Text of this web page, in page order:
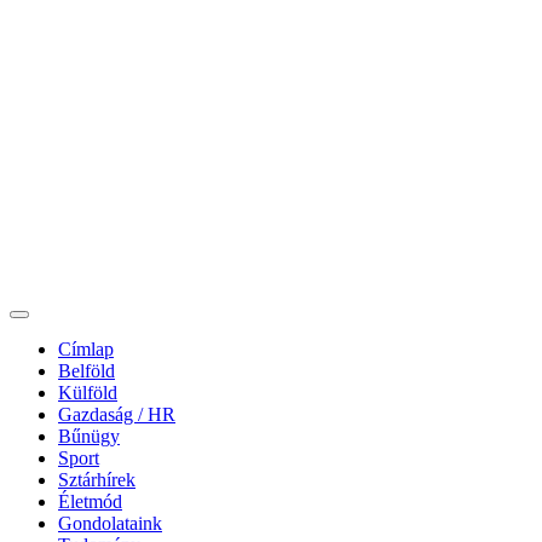
Címlap
Belföld
Külföld
Gazdaság / HR
Bűnügy
Sport
Sztárhírek
Életmód
Gondolataink